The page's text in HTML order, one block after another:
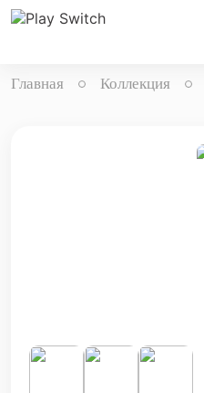
Главная Коллекция